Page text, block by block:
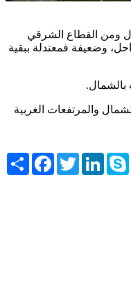
ومن القطاع الشرقي
وضعيفة فمعتدلة ببقية
.
ليلا بين 22 و27 درجة بالشمال والمرتفعات الغربية
Share FacebookTwitter